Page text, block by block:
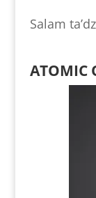
Salam
ATOMIC